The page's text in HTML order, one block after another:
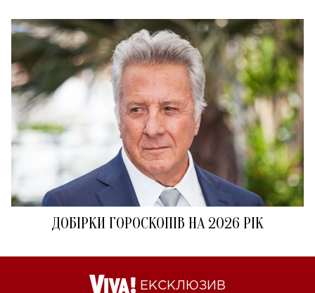
ДОБІРКИ ГОРОСКОПІВ НА 2026 РІК
ЕКСКЛЮЗИВ